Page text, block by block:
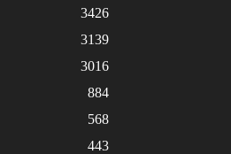
3426
3139
3016
884
568
443